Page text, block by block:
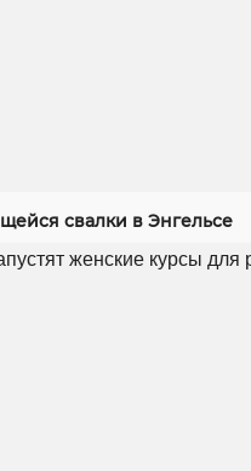
свалки в Энгельсе